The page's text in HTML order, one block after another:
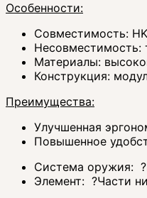
Особенности:
Совместимость:
Несовместимость:
Материалы:
Конструкция:
Преимущества:
Улучшенная
Повышенное
Система оружия: ?
Элемент: ?Части